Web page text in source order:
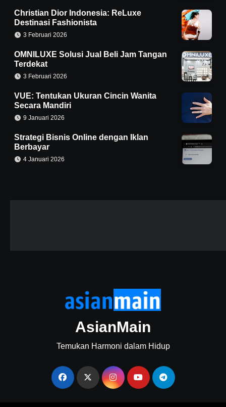
Christian Dior Indonesia: ReLuxe
Destinasi Fashionista
3 Februari 2026
OMNILUXE Solusi Jual Beli Jam Tangan
Terdekat
3 Februari 2026
VUE: Tentukan Ukuran Cincin Wanita
Secara Mandiri
9 Januari 2026
Strategi Bisnis Online dengan Iklan
Berbayar
4 Januari 2026
AsianMain
Temukan Harmoni dalam Hidup